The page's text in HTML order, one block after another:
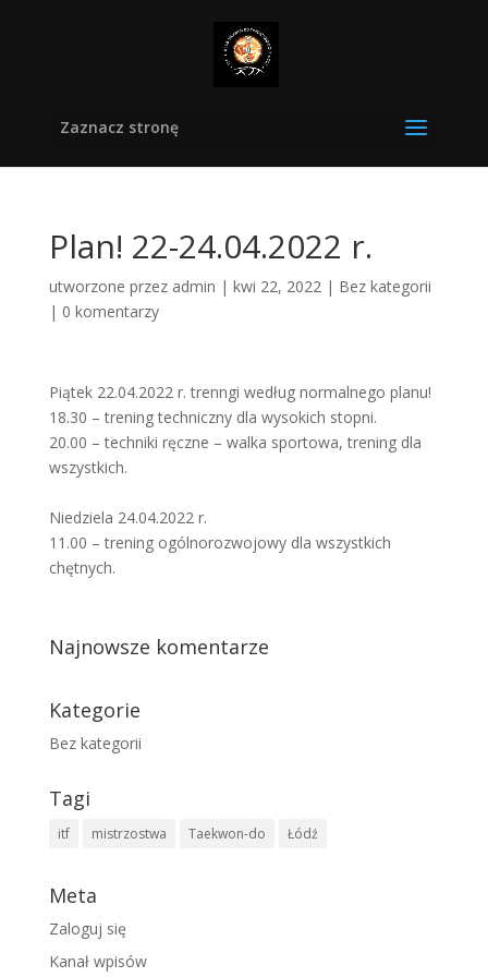
Zaznacz stronę
Plan! 22-24.04.2022 r.
utworzone przez admin | kwi 22, 2022| Bez kategorii
| 0 komentarzy
Piątek 22.04.2022 r. trenngi według normalnego planu!
18.30 – trening techniczny dla wysokich stopni.
20.00 – techniki ręczne – walka sportowa, trening dla
wszystkich.
Niedziela 24.04.2022 r.
11.00 – trening ogólnorozwojowy dla wszystkich
chętnych.
Najnowsze komentarze
Kategorie
Bez kategorii
Tagi
itf mistrzostwa Taekwon-do Łódź
Meta
Zaloguj się
Kanał wpisów